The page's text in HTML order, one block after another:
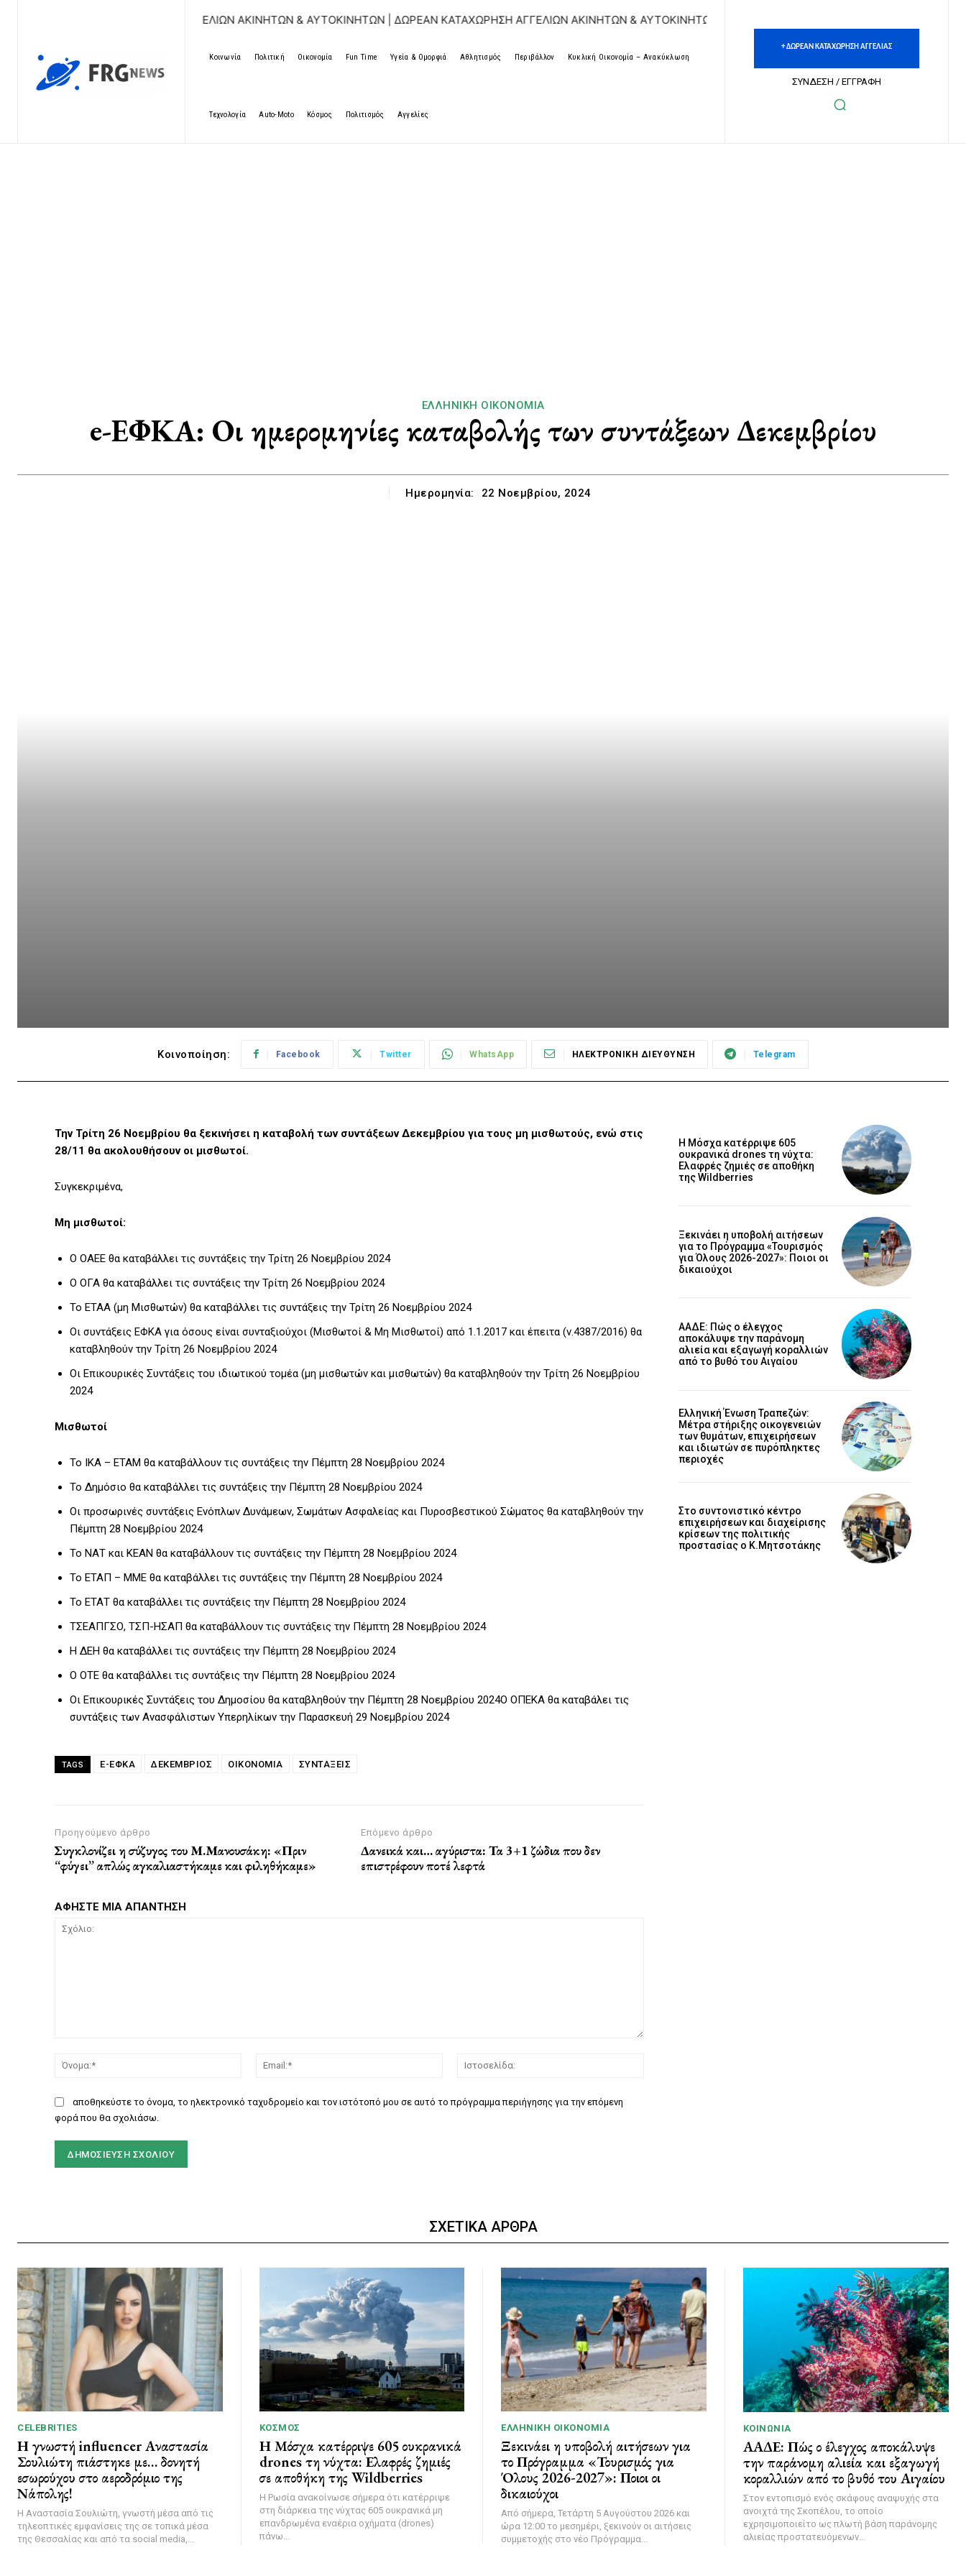
ΔΩΡΕΑΝ ΚΑΤΑΧΩΡΗΣΗ ΑΓΓΕΛΙΩΝ ΑΚΙΝΗΤΩΝ & ΑΥΤΟΚΙΝΗΤΩΝ | ΔΩΡΕΑΝ ΚΑΤΑΧΩΡΗΣΗ ΑΓΓΕΛΙΩΝ ΑΚΙΝΗΤΩΝ & ΑΥΤΟΚΙΝΗΤΩΝ | ΔΩΡΕΑΝ ΚΑΤΑΧΩΡΗΣΗ ΑΓΓΕΛΙΩΝ ΑΚΙΝΗΤΩΝ &
Κοινωνία Πολιτική Οικονομία Fun Time Υγεία & Ομορφιά Αθλητισμός Περιβάλλον Κυκλική Οικονομία – Ανακύκλωση
Τεχνολογία Auto-Moto Κόσμος Πολιτισμός Αγγελίες
+ ΔΩΡΕΑΝ ΚΑΤΑΧΩΡΗΣΗ ΑΓΓΕΛΙΑΣ
ΣΥΝΔΕΣΗ / ΕΓΓΡΑΦΗ
ΕΛΛΗΝΙΚΉ ΟΙΚΟΝΟΜΊΑ
e-ΕΦΚΑ: Οι ημερομηνίες καταβολής των συντάξεων Δεκεμβρίου
Ημερομηνία: 22 Νοεμβρίου, 2024
Κοινοποίηση: Facebook Twitter WhatsApp ΗΛΕΚΤΡΟΝΙΚΗ ΔΙΕΥΘΥΝΣΗ Telegram
Την Τρίτη 26 Νοεμβρίου θα ξεκινήσει η καταβολή των συντάξεων Δεκεμβρίου για τους μη μισθωτούς, ενώ στις
28/11 θα ακολουθήσουν οι μισθωτοί.
Συγκεκριμένα,
Μη μισθωτοί:
Ο ΟΑΕΕ θα καταβάλλει τις συντάξεις την Τρίτη 26 Νοεμβρίου 2024
Ο ΟΓΑ θα καταβάλλει τις συντάξεις την Τρίτη 26 Νοεμβρίου 2024
Το ΕΤΑΑ (μη Μισθωτών) θα καταβάλλει τις συντάξεις την Τρίτη 26 Νοεμβρίου 2024
Οι συντάξεις ΕΦΚΑ για όσους είναι συνταξιούχοι (Μισθωτοί & Μη Μισθωτοί) από 1.1.2017 και έπειτα (ν.4387/2016) θα
καταβληθούν την Τρίτη 26 Νοεμβρίου 2024
Οι Επικουρικές Συντάξεις του ιδιωτικού τομέα (μη μισθωτών και μισθωτών) θα καταβληθούν την Τρίτη 26 Νοεμβρίου
2024
Μισθωτοί
Το ΙΚΑ – ΕΤΑΜ θα καταβάλλουν τις συντάξεις την Πέμπτη 28 Νοεμβρίου 2024
Το Δημόσιο θα καταβάλλει τις συντάξεις την Πέμπτη 28 Νοεμβρίου 2024
Οι προσωρινές συντάξεις Ενόπλων Δυνάμεων, Σωμάτων Ασφαλείας και Πυροσβεστικού Σώματος θα καταβληθούν την
Πέμπτη 28 Νοεμβρίου 2024
Το ΝΑΤ και ΚΕΑΝ θα καταβάλλουν τις συντάξεις την Πέμπτη 28 Νοεμβρίου 2024
Το ΕΤΑΠ – ΜΜΕ θα καταβάλλει τις συντάξεις την Πέμπτη 28 Νοεμβρίου 2024
Το ΕΤΑΤ θα καταβάλλει τις συντάξεις την Πέμπτη 28 Νοεμβρίου 2024
ΤΣΕΑΠΓΣΟ, ΤΣΠ-ΗΣΑΠ θα καταβάλλουν τις συντάξεις την Πέμπτη 28 Νοεμβρίου 2024
Η ΔΕΗ θα καταβάλλει τις συντάξεις την Πέμπτη 28 Νοεμβρίου 2024
Ο ΟΤΕ θα καταβάλλει τις συντάξεις την Πέμπτη 28 Νοεμβρίου 2024
Οι Επικουρικές Συντάξεις του Δημοσίου θα καταβληθούν την Πέμπτη 28 Νοεμβρίου 2024Ο ΟΠΕΚΑ θα καταβάλει τις
συντάξεις των Ανασφάλιστων Υπερηλίκων την Παρασκευή 29 Νοεμβρίου 2024
TAGS E-ΕΦΚΑ ΔΕΚΈΜΒΡΙΟΣ ΟΙΚΟΝΟΜΙΑ ΣΥΝΤΑΞΕΙΣ
Προηγούμενο άρθρο
Συγκλονίζει η σύζυγος του Μ.Μανουσάκη: «Πριν
“φύγει” απλώς αγκαλιαστήκαμε και φιληθήκαμε»
Επόμενο άρθρο
Δανεικά και… αγύριστα: Τα 3+1 ζώδια που δεν
επιστρέφουν ποτέ λεφτά
ΑΦΗΣΤΕ ΜΙΑ ΑΠΑΝΤΗΣΗ
Όνομα:*
Email:*
αποθηκεύστε το όνομα, το ηλεκτρονικό ταχυδρομείο και τον ιστότοπό μου σε αυτό το πρόγραμμα περιήγησης για την επόμενη
φορά που θα σχολιάσω.
Η Μόσχα κατέρριψε 605
ουκρανικά drones τη νύχτα:
Ελαφρές ζημιές σε αποθήκη
της Wildberries
Ξεκινάει η υποβολή αιτήσεων
για το Πρόγραμμα «Τουρισμός
για Όλους 2026-2027»: Ποιοι οι
δικαιούχοι
ΑΑΔΕ: Πώς ο έλεγχος
αποκάλυψε την παράνομη
αλιεία και εξαγωγή κοραλλιών
από το βυθό του Αιγαίου
Ελληνική Ένωση Τραπεζών:
Μέτρα στήριξης οικογενειών
των θυμάτων, επιχειρήσεων
και ιδιωτών σε πυρόπληκτες
περιοχές
Στο συντονιστικό κέντρο
επιχειρήσεων και διαχείρισης
κρίσεων της πολιτικής
προστασίας ο Κ.Μητσοτάκης
ΣΧΕΤΙΚΑ ΑΡΘΡΑ
CELEBRITIES
Η γνωστή influencer Αναστασία
Σουλιώτη πιάστηκε με… δονητή
εσωρούχου στο αεροδρόμιο της
Νάπολης!
Η Αναστασία Σουλιώτη, γνωστή μέσα από τις
τηλεοπτικές εμφανίσεις της σε τοπικά μέσα
της Θεσσαλίας και από τα social media,...
ΚΌΣΜΟΣ
Η Μόσχα κατέρριψε 605 ουκρανικά
drones τη νύχτα: Ελαφρές ζημιές
σε αποθήκη της Wildberries
Η Ρωσία ανακοίνωσε σήμερα ότι κατέρριψε
στη διάρκεια της νύχτας 605 ουκρανικά μη
επανδρωμένα εναέρια οχήματα (drones)
πάνω...
ΕΛΛΗΝΙΚΉ ΟΙΚΟΝΟΜΊΑ
Ξεκινάει η υποβολή αιτήσεων για
το Πρόγραμμα «Τουρισμός για
Όλους 2026-2027»: Ποιοι οι
δικαιούχοι
Από σήμερα, Τετάρτη 5 Αυγούστου 2026 και
ώρα 12:00 το μεσημέρι, ξεκινούν οι αιτήσεις
συμμετοχής στο νέο Πρόγραμμα...
ΚΟΙΝΩΝΊΑ
ΑΑΔΕ: Πώς ο έλεγχος αποκάλυψε
την παράνομη αλιεία και εξαγωγή
κοραλλιών από το βυθό του Αιγαίου
Στον εντοπισμό ενός σκάφους αναψυχής στα
ανοιχτά της Σκοπέλου, το οποίο
εχρησιμοποιείτο ως πλωτή βάση παράνομης
αλιείας προστατευόμενων...